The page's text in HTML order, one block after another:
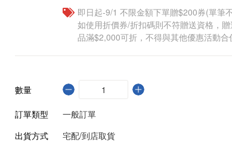
即日起-9/1 不限金額下單贈$200券(單筆
如使用折價券/折扣碼則不符贈送資格，
品滿$2,000可折，不得與其他優惠活動合
數量
訂單類型
一般訂單
出貨方式
宅配/到店取貨